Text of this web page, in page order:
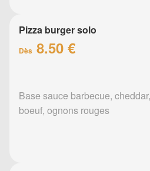
Pizza burger solo
Dès 8.50 €
Base sauce barbecue,
boeuf, ognons rouges